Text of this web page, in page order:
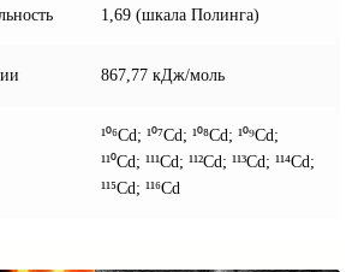
1,69 (шкала Полинга)
867,77 кДж/моль
¹⁰⁶Cd; ¹⁰⁷Cd; ¹⁰⁸Cd; ¹⁰⁹Cd;
¹¹⁰Cd; ¹¹¹Cd; ¹¹²Cd; ¹¹³Cd; ¹¹⁴Cd;
¹¹⁵Cd; ¹¹⁶Cd